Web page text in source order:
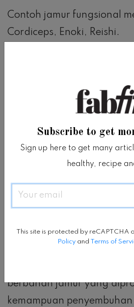
Contoh jamur fungsional
Cordiceps, Enoki, Reishi.
Berbagai jenis jamur yang
selama berabad-abad
berbagai penyakit.
Dengan jamur shiitake,
yang paling sering
yang biasa dimasak ini
meningkatkan aktivitas
berbahan jamur yang
kemampuan
Subscribe to get
Sign up here to get many
healthy, recipe
Email
This site is protected by reCAPTCHA
Policy and Terms of